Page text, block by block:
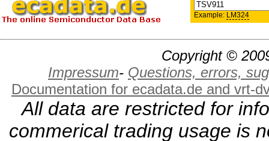
Example: LM324
Copyright ©
Impressum- Questions, errors,
Documentation for ecadata.de and vrt-
All data are restricted for
commerical trading usage is